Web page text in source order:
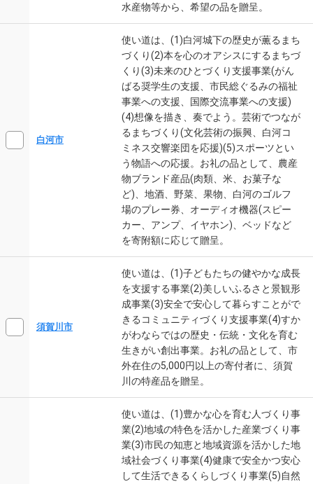
水産物等から、希望の品を贈呈。
白河市
使い道は、(1)白河城下の歴史が薫るまち
づくり(2)本を心のオアシスにするまちづ
くり(3)未来のひとづくり支援事業(がん
ばる奨学生の支援、市民総ぐるみの福祉
事業への支援、国際交流事業への支援)
(4)想像を描き、奏でよう。芸術でつなが
るまちづくり(文化芸術の振興、白河コ
ミネス交響楽団を応援)(5)スポーツとい
う物語への応援。お礼の品として、農産
物ブランド産品(肉類、米、お菓子な
ど)、地酒、野菜、果物、白河のゴルフ
場のプレー券、オーディオ機器(スピー
カー、アンプ、イヤホン)、ベッドなど
を寄附額に応じて贈呈。
須賀川市
使い道は、(1)子どもたちの健やかな成長
を支援する事業(2)美しいふるさと景観形
成事業(3)安全で安心して暮らすことがで
きるコミュニティづくり支援事業(4)すか
がわならではの歴史・伝統・文化を育む
生きがい創出事業。お礼の品として、市
外在住の5,000円以上の寄付者に、須賀
川の特産品を贈呈。
使い道は、(1)豊かな心を育む人づくり事
業(2)地域の特色を活かした産業づくり事
業(3)市民の知恵と地域資源を活かした地
域社会づくり事業(4)健康で安全かつ安心
して生活できるくらしづくり事業(5)自然